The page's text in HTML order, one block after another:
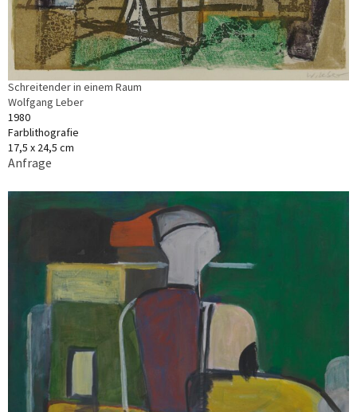
Schreitender in einem Raum
Wolfgang Leber
1980
Farblithografie
17,5 x 24,5 cm
Anfrage